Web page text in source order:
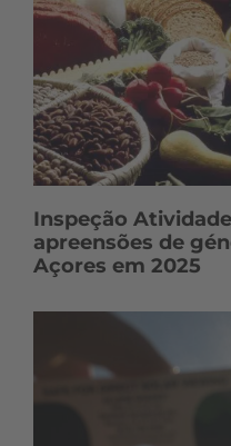
Inspeção
apreensões de
Açores em 2025